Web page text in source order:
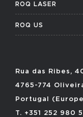
ROQ LASER
ROQ US
Rua das Ribes,
4765-774
Portugal
T. +351 252 980